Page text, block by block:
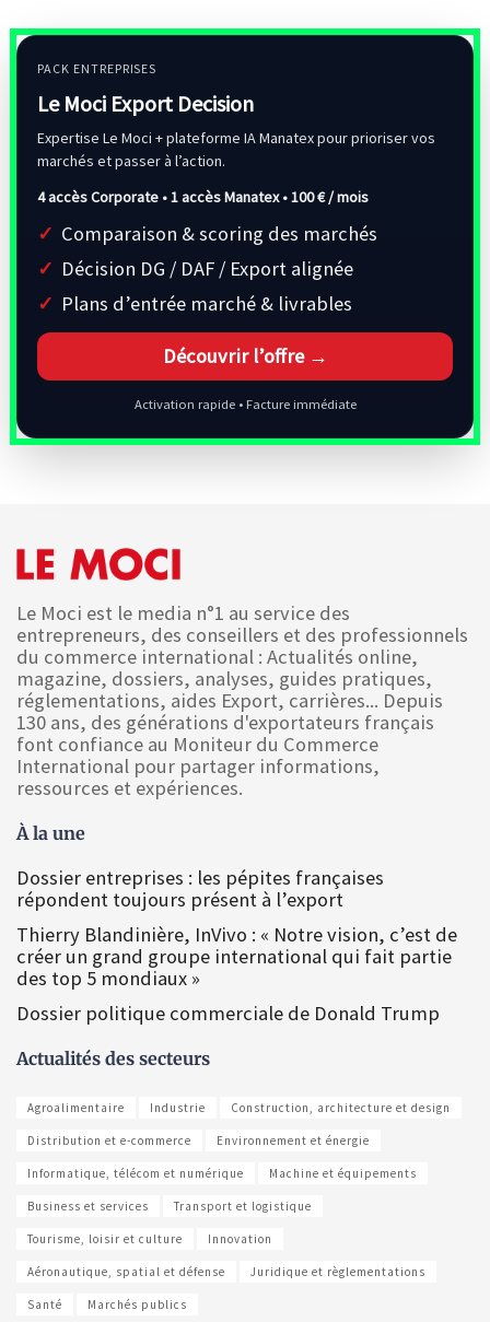
PACK ENTREPRISES
Le Moci Export Decision
Expertise Le Moci + plateforme IA Manatex pour prioriser vos
marchés et passer à l’action.
4 accès Corporate • 1 accès Manatex •100 € / mois
Comparaison & scoring des marchés
Décision DG / DAF / Export alignée
Plans d’entrée marché & livrables
Découvrir l’offre →
Activation rapide • Facture immédiate
Le Moci est le media n°1 au service des
entrepreneurs, des conseillers et des professionnels
du commerce international : Actualités online,
magazine, dossiers, analyses, guides pratiques,
réglementations, aides Export, carrières... Depuis
130 ans, des générations d'exportateurs français
font confiance au Moniteur du Commerce
International pour partager informations,
ressources et expériences.
À la une
Dossier entreprises : les pépites françaises
répondent toujours présent à l’export
Thierry Blandinière, InVivo : « Notre vision, c’est de
créer un grand groupe international qui fait partie
des top 5 mondiaux »
Dossier politique commerciale de Donald Trump
Actualités des secteurs
Agroalimentaire Industrie Construction, architecture et design
Distribution et e-commerce Environnement et énergie
Informatique, télécom et numérique Machine et équipements
Business et services Transport et logistique
Tourisme, loisir et culture Innovation
Aéronautique, spatial et défense Juridique et règlementations
Santé Marchés publics